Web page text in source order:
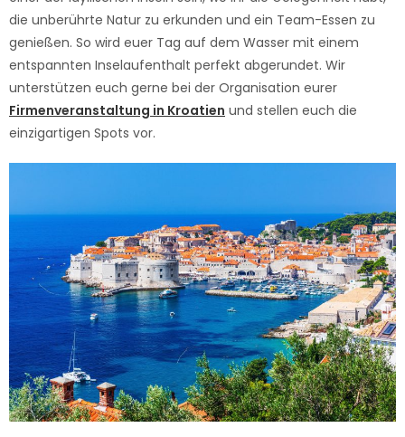
die unberührte Natur zu erkunden und ein Team-Essen zu
genießen. So wird euer Tag auf dem Wasser mit einem
entspannten Inselaufenthalt perfekt abgerundet. Wir
unterstützen euch gerne bei der Organisation eurer
Firmenveranstaltung in Kroatien und stellen euch die
einzigartigen Spots vor.